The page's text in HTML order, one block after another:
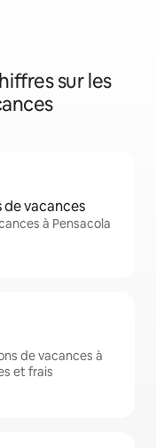
sur les
vacances
à Pensacola
de vacances à
et frais